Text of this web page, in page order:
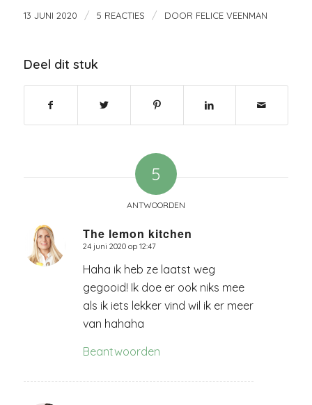
13 JUNI 2020 / 5 REACTIES / DOOR FELICE VEENMAN
Deel dit stuk
5
ANTWOORDEN
The lemon kitchen
zegt:
24 juni 2020 op 12:47
Haha ik heb ze laatst weg
gegooid! Ik doe er ook niks mee
als ik iets lekker vind wil ik er meer
van hahaha
Beantwoorden